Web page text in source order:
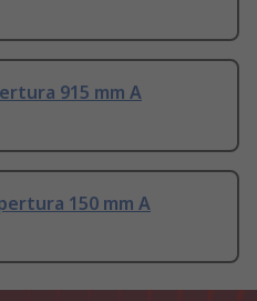
915 mm A
150 mm A